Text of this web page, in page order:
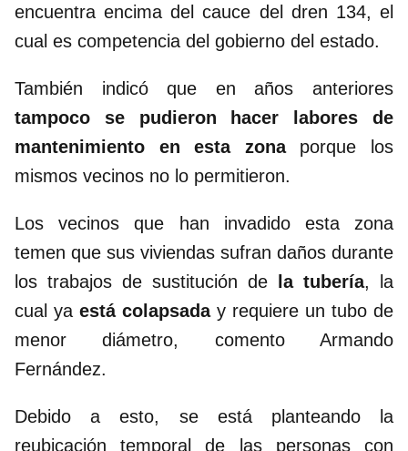
encuentra encima del cauce del dren 134, el
cual es competencia del gobierno del estado.
También indicó que en años anteriores
tampoco se pudieron hacer labores de
mantenimiento en esta zonaporque los
mismos vecinos no lo permitieron.
Los vecinos que han invadido esta zona
temen que sus viviendas sufran daños durante
los trabajos de sustitución de
la tubería, la
cual ya está colapsaday requiere un tubo de
menor diámetro, comento Armando
Fernández.
Debido a esto, se está planteando la
reubicación temporal de las personas con